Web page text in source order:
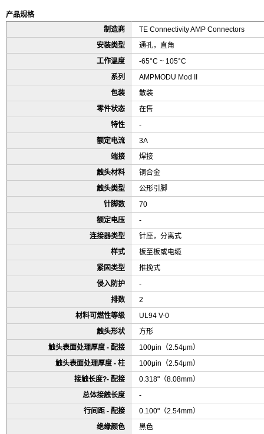
产品规格
制造商
TE Connectivity AMP Connectors
安装类型
通孔，直角
工作温度
-65°C ~ 105°C
系列
AMPMODU Mod II
包装
散装
零件状态
在售
特性
-
额定电流
3A
端接
焊接
触头材料
铜合金
触头类型
公形引脚
针脚数
70
额定电压
-
连接器类型
针座，分离式
样式
板至板或电缆
紧固类型
推挽式
侵入防护
-
排数
2
材料可燃性等级
UL94 V-0
触头形状
方形
触头表面处理厚度 - 配接
100μin（2.54μm）
触头表面处理厚度 - 柱
100μin（2.54μm）
接触长度?- 配接
0.318"（8.08mm）
总体接触长度
-
行间距 - 配接
0.100"（2.54mm）
绝缘颜色
黑色